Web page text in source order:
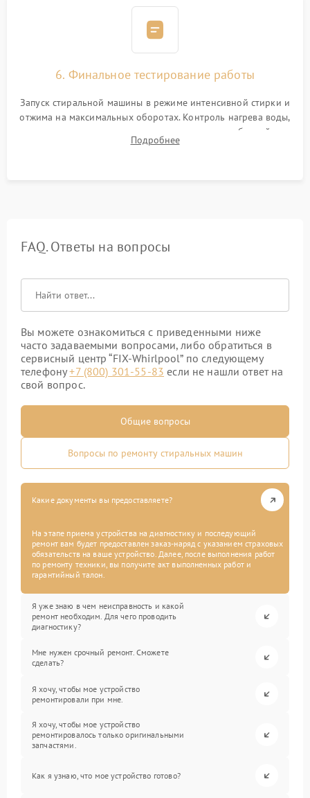
6. Финальное тестирование работы
Запуск стиральной машины в режиме интенсивной стирки и
отжима на максимальных оборотах. Контроль нагрева воды,
корректности слива, отсутствия излишних вибраций,
посторонних стуков и протечек под корпусом.
Подробнее
FAQ. Ответы на вопросы
Вы можете ознакомиться с приведенными ниже
часто задаваемыми вопросами, либо обратиться в
сервисный центр “FIX-Whirlpool” по следующему
телефону+7 (800) 301-55-83 если не нашли ответ на
свой вопрос.
Общие вопросы
Вопросы по ремонту стиральных машин
Какие документы вы предоставляете?
На этапе приема устройства на диагностику и последующий
ремонт вам будет предоставлен заказ-наряд с указанием страховых
обязательств на ваше устройство. Далее, после выполнения работ
по ремонту техники, вы получите акт выполненных работ и
гарантийный талон.
Я уже знаю в чем неисправность и какой
ремонт необходим. Для чего проводить
диагностику?
Мне нужен срочный ремонт. Сможете
сделать?
Я хочу, чтобы мое устройство
ремонтировали при мне.
Я хочу, чтобы мое устройство
ремонтировалось только оригинальными
запчастями.
Как я узнаю, что мое устройство готово?